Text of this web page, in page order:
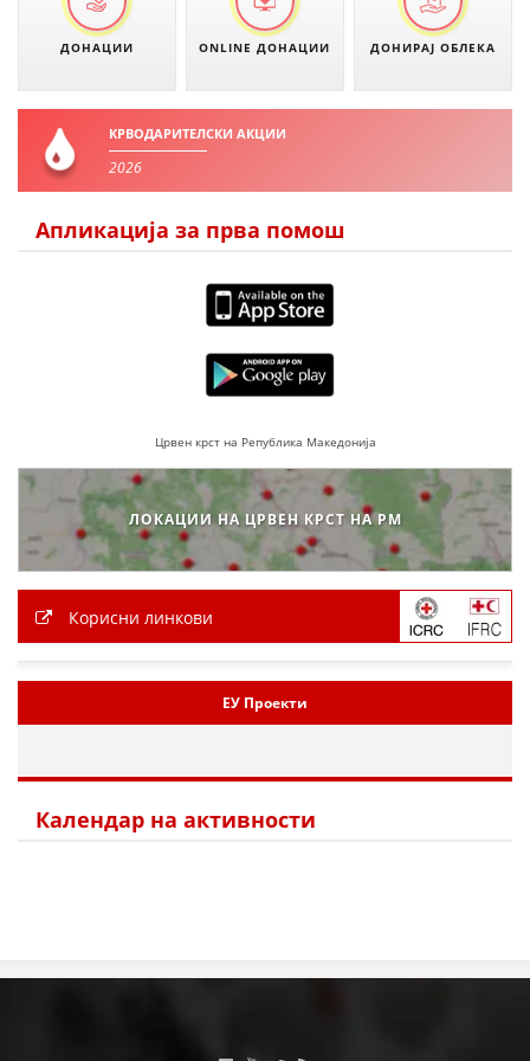
ДЕЈСТВУВАЊЕ
ЕДУКАТИВНО ИНФОРМАТИВНИ МАТЕРИЈАЛИ
БРОШУРИ
ПРЕЗЕНТАЦИИ
ДОНАЦИИ ONLINE ДОНАЦИИ ДОНИРАЈ ОБЛЕКА
КРВОДАРИТЕЛСКИ АКЦИИ
2026
Апликација за прва помош
Црвен крст на Република Македонија
ЛОКАЦИИ НА ЦРВЕН КРСТ НА РМ
Корисни линкови
ЕУ Проекти
Календар на активности